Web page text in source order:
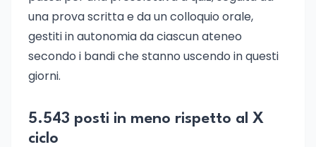
una prova scritta e da un colloquio orale,
gestiti in autonomia da ciascun ateneo
secondo i bandi che stanno uscendo in questi
giorni.
5.543 posti in meno rispetto al X
ciclo